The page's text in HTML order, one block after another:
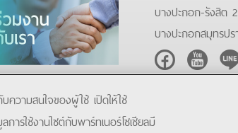
บางปะกอก-รังสิต 2
บางปะกอกสมุทรปร
FacebookYoutubeLine
ความสนใจของผู้ใช้ เปิดให้ใช้
ารใช้งานไซต์กับพาร์ทเนอร์โซเชียลมี